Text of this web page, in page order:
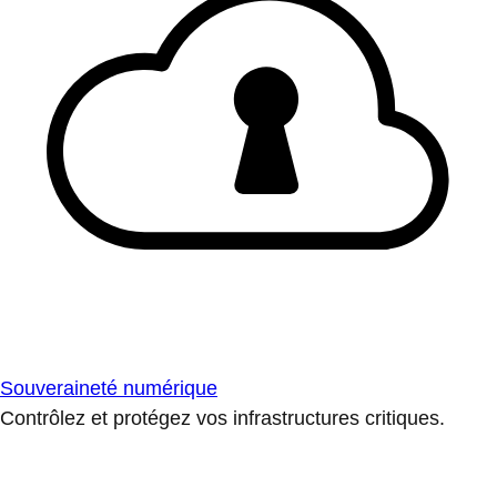
Souveraineté numérique
Contrôlez et protégez vos infrastructures critiques.